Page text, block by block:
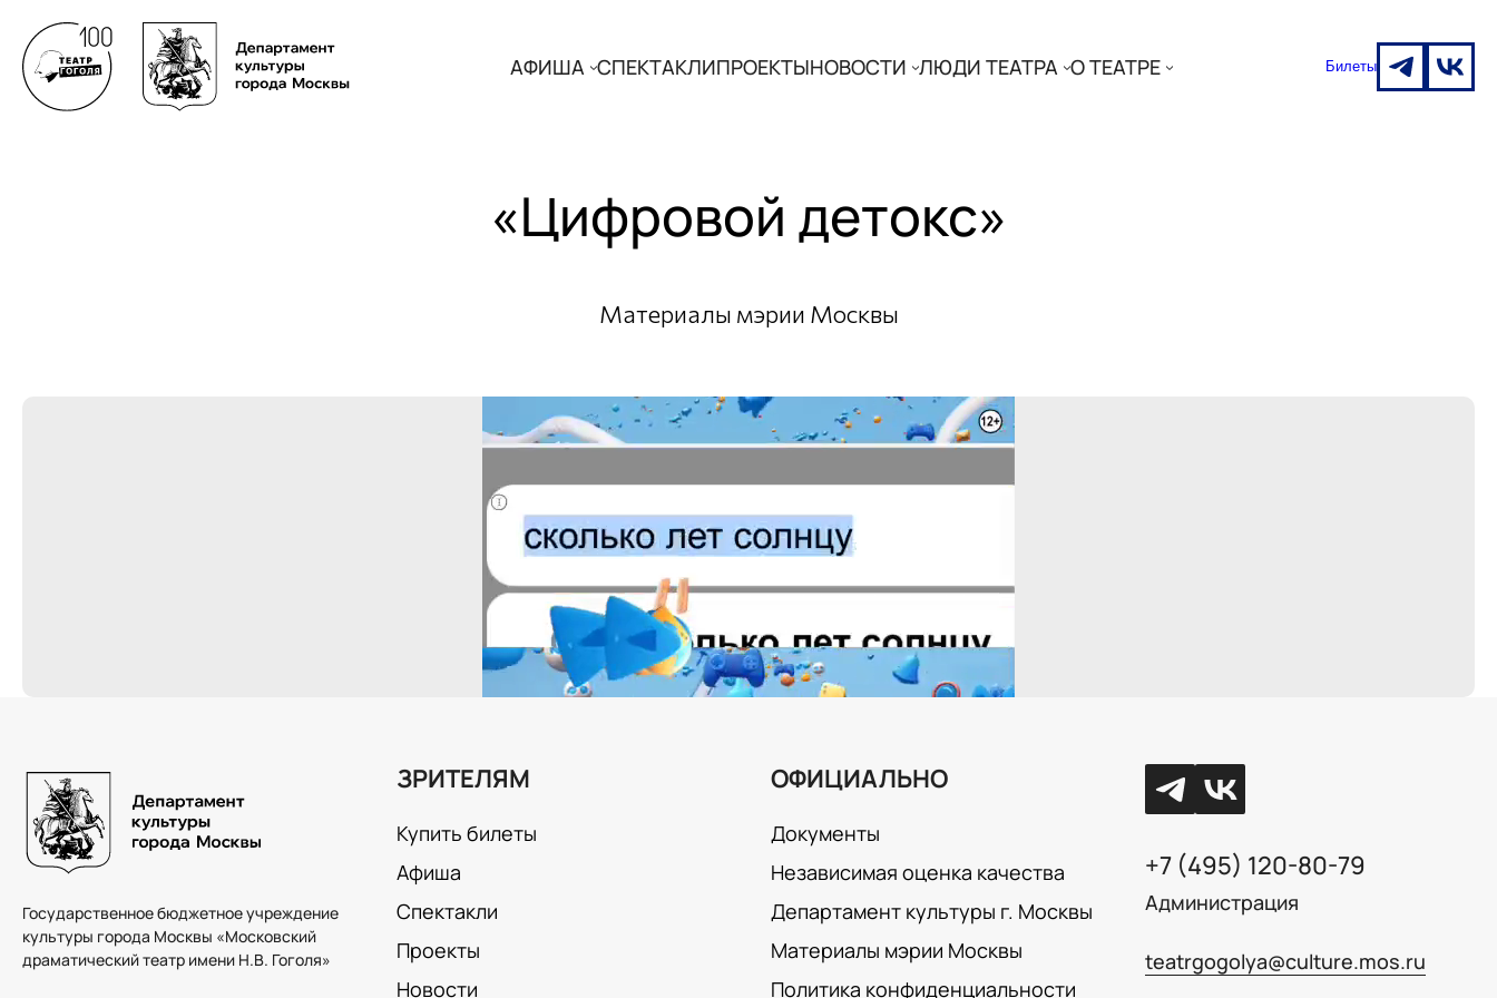
АФИША СПЕКТАКЛИПРОЕКТЫНОВОСТИ ЛЮДИ ТЕАТРА О ТЕАТРЕ Билеты
«Цифровой детокс»
Материалы мэрии Москвы
Государственное бюджетное учреждение
культуры города Москвы «Московский
драматический театр имени Н.В. Гоголя»
ЗРИТЕЛЯМ
Купить билеты
Афиша
Спектакли
Проекты
Новости
ОФИЦИАЛЬНО
Документы
Независимая оценка качества
Департамент культуры г. Москвы
Материалы мэрии Москвы
Политика конфиденциальности
+7 (495) 120-80-79
Администрация
teatrgogolya@culture.mos.ru